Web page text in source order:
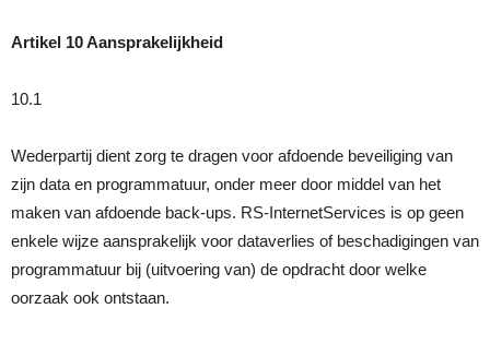
Artikel 10 Aansprakelijkheid
10.1
Wederpartij dient zorg te dragen voor afdoende beveiliging van
zijn data en programmatuur, onder meer door middel van het
maken van afdoende back-ups. RS-InternetServices is op geen
enkele wijze aansprakelijk voor dataverlies of beschadigingen van
programmatuur bij (uitvoering van) de opdracht door welke
oorzaak ook ontstaan.